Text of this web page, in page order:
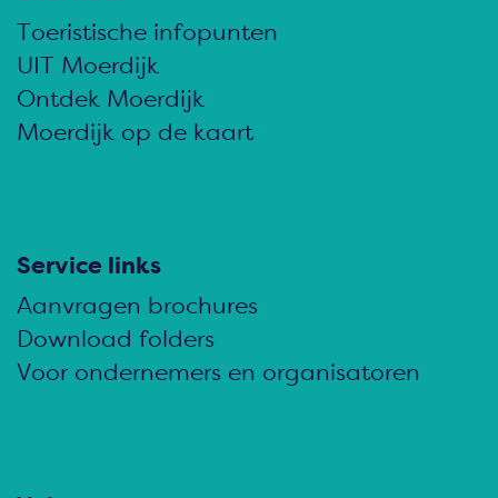
d
e
z
e
i
n
a
o
c
d
e
z
e
i
m
d
e
z
e
i
a
Toeristische infopunten
UIT Moerdijk
Ontdek Moerdijk
Moerdijk op de kaart
Service links
Aanvragen brochures
Download folders
Voor ondernemers en organisatoren